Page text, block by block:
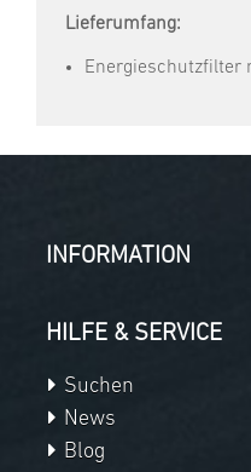
Lieferumfang:
Energieschutzfilter
INFORMATION
HILFE & SERVICE
Suchen
News
Blog